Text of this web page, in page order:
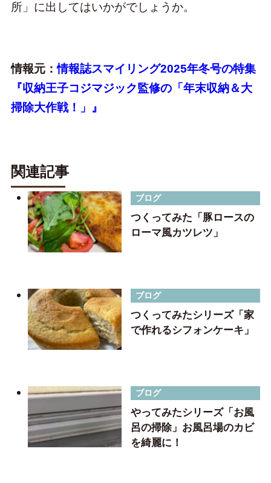
所」に出してはいかがでしょうか。
情報元：情報誌スマイリング2025年冬号の特集
『収納王子コジマジック監修の「年末収納＆大
掃除大作戦！」』
関連記事
ブログ
つくってみた「豚ロースの
ローマ風カツレツ」
ブログ
つくってみたシリーズ「家
で作れるシフォンケーキ」
ブログ
やってみたシリーズ「お風
呂の掃除」お風呂場のカビ
を綺麗に！